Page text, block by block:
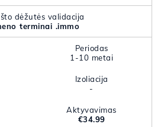
dėžutės validacija
terminai .immo
Periodas
1-10 metai
Izoliacija
-
Aktyvavimas
€34.99